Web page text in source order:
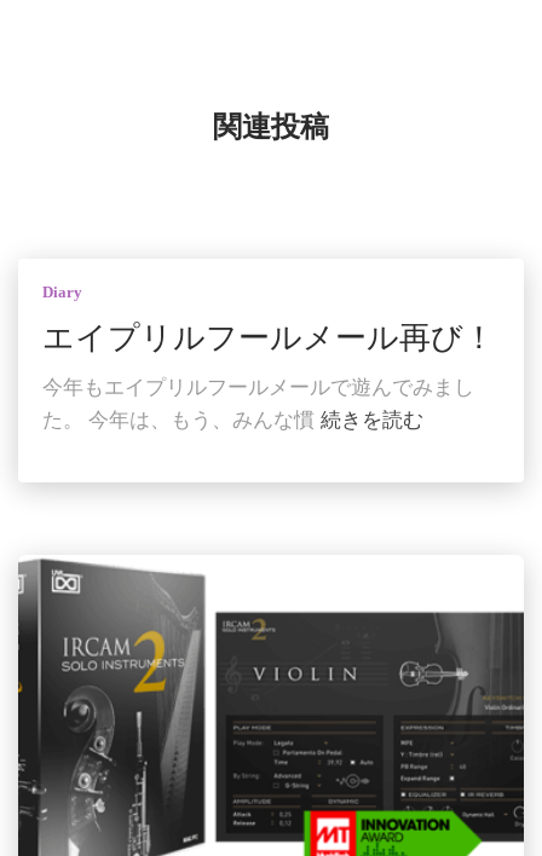
関連投稿
Diary
エイプリルフールメール再び！
今年もエイプリルフールメールで遊んでみまし
た。 今年は、もう、みんな慣 続きを読む